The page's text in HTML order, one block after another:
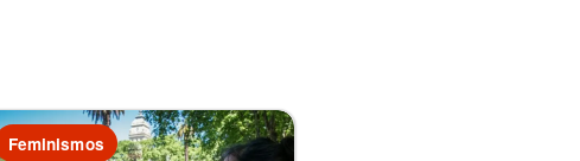
Feminismos